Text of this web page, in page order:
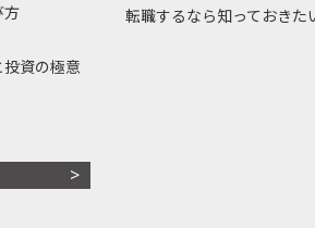
方
資の極意
転職するなら知っておきた